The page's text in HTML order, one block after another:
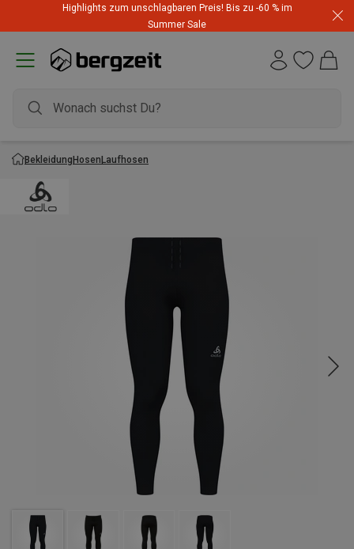
Highlights zum unschlagbaren Preis! Bis zu -60 % im
Summer Sale
BekleidungHosenLaufhosen